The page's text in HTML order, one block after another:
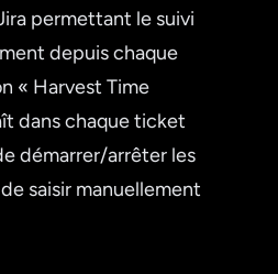
permettant le suivi
depuis chaque
« Harvest Time
dans chaque ticket
démarrer/arrêter les
saisir manuellement